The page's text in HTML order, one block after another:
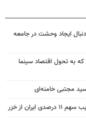
ایجاد وحشت در جامعه
که به تحول اقتصاد سینما
مجتبی خامنه‌ای
از خزر